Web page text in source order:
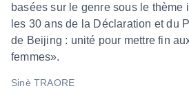
basées sur le genre sous le thème
les 30 ans de la Déclaration et du
de Beijing : unité pour mettre fin
femmes».
Sinè TRAORE